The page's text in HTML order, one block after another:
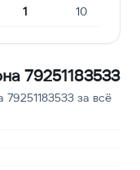
1 10
79251183533
за всё